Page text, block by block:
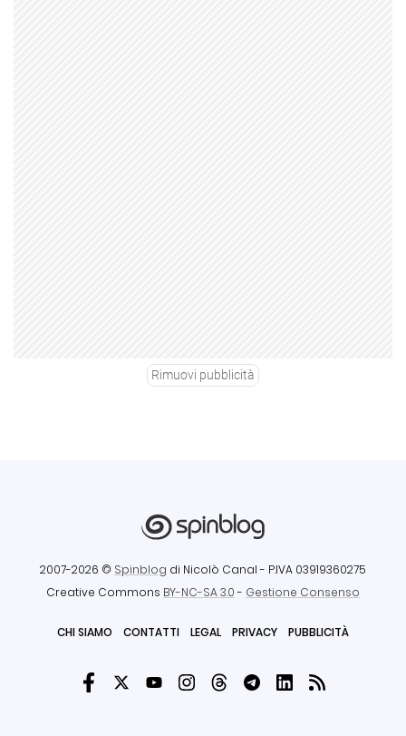
Rimuovi pubblicità
2007-2026 © Spinblog di Nicolò Canal - P.IVA 03919360275
Creative Commons BY-NC-SA 3.0- Gestione Consenso
CHI SIAMO CONTATTI LEGAL PRIVACY PUBBLICITÀ